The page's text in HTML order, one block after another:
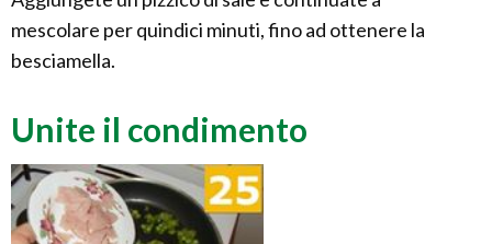
mescolare per quindici minuti, fino ad ottenere la
besciamella.
Unite il condimento